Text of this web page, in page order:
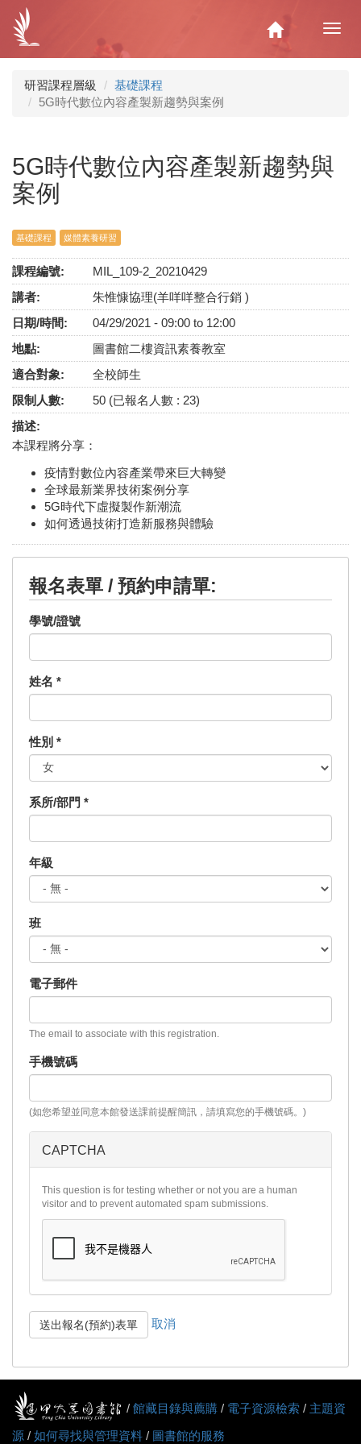
內
Home
研習課程層級
基礎課程
5G時代數位內容產製新趨勢與案例
5G時代數位內容產製新趨勢與
案例
基礎課程 媒體素養研習
課程編號:
MIL_109-2_20210429
講者:
朱惟慷協理(羊咩咩整合行銷 )
日期/時間:
04/29/2021 - 09:00 to 12:00
地點:
圖書館二樓資訊素養教室
適合對象:
全校師生
限制人數:
50 (已報名人數 : 23)
描述:
本課程將分享：
疫情對數位內容產業帶來巨大轉變
全球最新業界技術案例分享
5G時代下虛擬製作新潮流
如何透過技術打造新服務與體驗
報名表單 / 預約申請單:
學號/證號
姓名 *
性別 *
系所/部門 *
年級
班
電子郵件
The email to associate with this registration.
手機號碼
(如您希望並同意本館發送課前提醒簡訊，請填寫您的手機號碼。)
CAPTCHA
This question is for testing whether or not you are a human
visitor and to prevent automated spam submissions.
送出報名(預約)表單 取消
/ 館藏目錄與薦購 / 電子資源檢索 / 主題資
源 / 如何尋找與管理資料 / 圖書館的服務